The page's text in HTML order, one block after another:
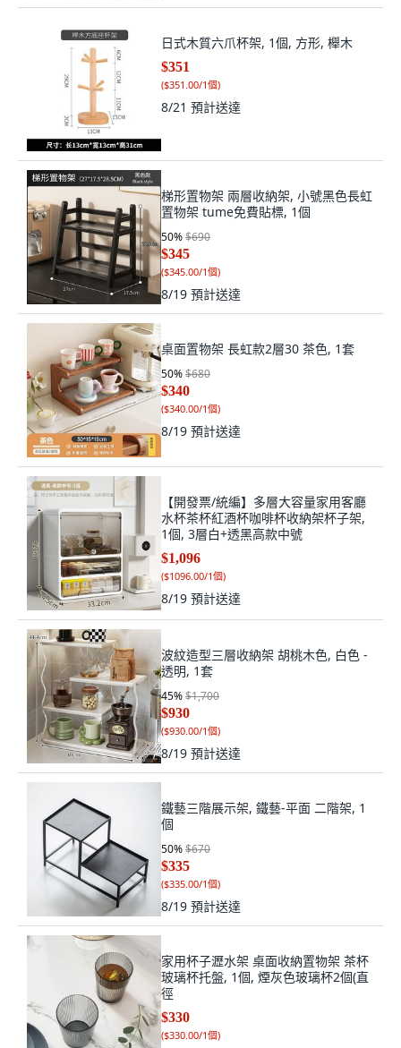
日式木質六爪杯架, 1個, 方形, 櫸木
$351
($351.00/1個)
8/21 預計送達
梯形置物架 兩層收納架, 小號黑色長虹
置物架 tume免費貼標, 1個
50%$690
$345
($345.00/1個)
8/19 預計送達
桌面置物架 長虹款2層30 茶色, 1套
50%$680
$340
($340.00/1個)
8/19 預計送達
【開發票/統編】多層大容量家用客廳
水杯茶杯紅酒杯咖啡杯收納架杯子架,
1個, 3層白+透黑高款中號
$1,096
($1096.00/1個)
8/19 預計送達
波紋造型三層收納架 胡桃木色, 白色 -
透明, 1套
45%$1,700
$930
($930.00/1個)
8/19 預計送達
鐵藝三階展示架, 鐵藝-平面 二階架, 1
個
50%$670
$335
($335.00/1個)
8/19 預計送達
家用杯子瀝水架 桌面收納置物架 茶杯
玻璃杯托盤, 1個, 煙灰色玻璃杯2個(直
徑
$330
($330.00/1個)